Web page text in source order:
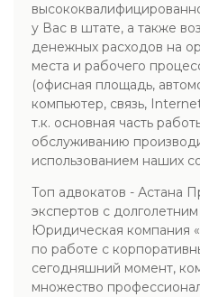
у Вас в штате, а также
денежных расходов на
места и рабочего
(офисная площадь,
компьютер, связь,
т.к. основная часть
обслуживанию
использованием наших
Топ адвокатов - Астана
экспертов с
Юридическая компания
по работе с
сегодняшний момент,
множество